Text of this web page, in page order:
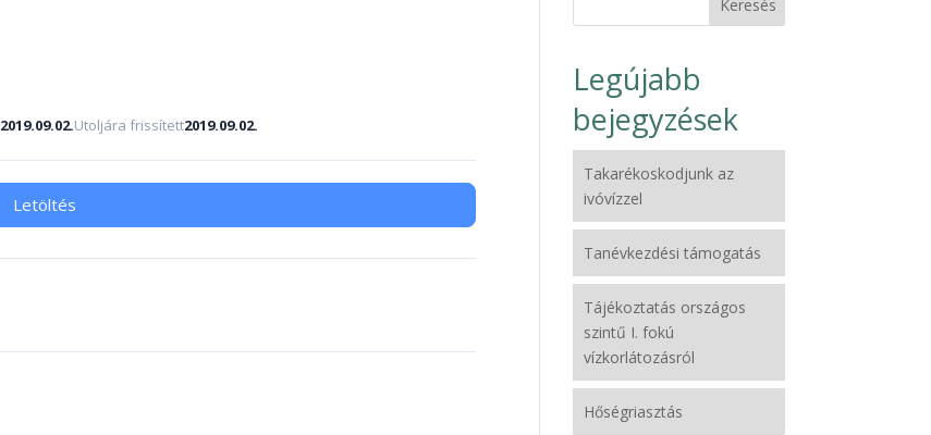
2019.09.02.Utoljára frissített2019.09.02.
Letöltés
Legújabb
bejegyzések
Takarékoskodjunk az
ivóvízzel
Tanévkezdési támogatás
Tájékoztatás országos
szintű I. fokú
vízkorlátozásról
Hőségriasztás